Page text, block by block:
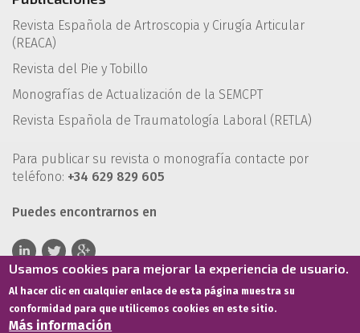
Revista Española de Artroscopia y Cirugía Articular
(REACA)
Revista del Pie y Tobillo
Monografías de Actualización de la SEMCPT
Revista Española de Traumatología Laboral (RETLA)
Para publicar su revista o monografía contacte por
teléfono: +34 629 829 605
Puedes encontrarnos en
Usamos cookies para mejorar la experiencia de usuario.
Al hacer clic en cualquier enlace de esta página muestra su
conformidad para que utilicemos cookies en este sitio.
Más información